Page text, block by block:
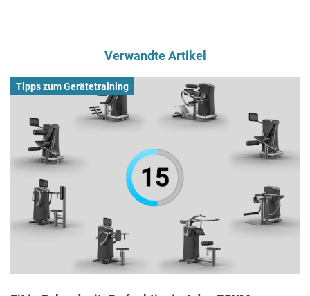
Verwandte Artikel
Tipps zum Gerätetraining